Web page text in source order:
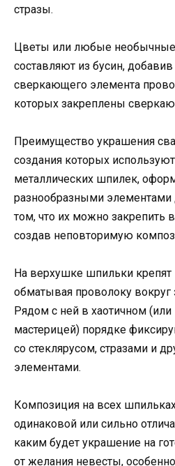
стразы.
Цветы или любые
составляют из бусин,
сверкающего элемента
которых закреплены
Преимущество украшения
создания которых
металлических шпилек,
разнообразными элементами
том, что их можно закрепить
создав неповторимую
На верхушке шпильки крепят
обматывая проволоку вокруг
Рядом с ней в хаотичном
мастерицей) порядке
со стеклярусом, стразами и
элементами.
Композиция на всех
одинаковой или сильно
каким будет украшение на
от желания невесты,